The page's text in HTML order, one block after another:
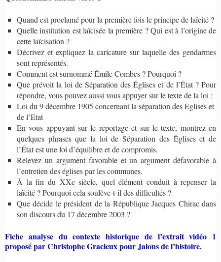
Quand est proclamé pour la première fois le principe de laïcité ?
Quelle institution est laïcisée la première ? Qui est à l’origine de
cette laïcisation ?
Décrivez et expliquez la caricature sur laquelle des gendarmes
sont représentés.
Comment est surnommé Émile Combes ? Pourquoi ?
Que prévoit la loi de Séparation des Églises et de l’État ? Pour
répondre, vous pouvez aussi vous appuyer sur le texte de la loi :
Loi du 9 décembre 1905 concernant la séparation des Eglises et
de l’Etat
En vous appuyant sur le reportage et sur le texte, montrez en
quelques phrases que la loi de Séparation des Églises et de
l’État est une loi d’équilibre et de compromis.
Relevez un argument favorable et un argument défavorable à
l’entretien des églises par les communes.
À la fin du XXe siècle, quel élément conduit à repenser la
laïcité ? Pourquoi cela soulève-t-il des difficultés ?
Que décide le président de la République Jacques Chirac dans
son discours du 17 décembre 2003 ?
Fiche analyse du contexte historique de l’extrait vidéo 1
proposé par Christophe Gracieux pour Jalons de l’histoire.